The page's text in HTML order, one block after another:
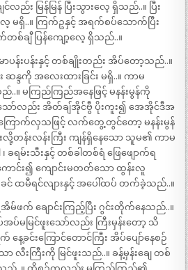
ည်း မြန်မြန် ပြီးသွားလေ့ ရှိသည်..။ ပြီး
ေ့ မရှိ..။ ကြက်ဥနှင့် အရက်စပ်သောက်ပြီး
စ်ချီ ပြန်ကျော့လေ့ ရှိသည်..။
ာပန်းပန်းနှင့် တစ်ချိုးတည်း အိပ်တော့သည်..။
ဆန္ဒကို အလေးထားခြင်း မရှိ..။ ကာမ
..။ မကြည်ကြည်အနေဖြင့် မနန်းမွန်ကို
သော်လည်း အိတ်ချ်အိုင်ဗွီ ပိုးကူး၍ အေအိုင်ဒီအ
ြောက်လှသဖြင့် လက်တွေ့တွင်တော့ မနန်းမွန်
လို့တန်းလန်းကြီး ကျန်ရှိနေသော သူမ၏ ကာမ
ရမ်းသီးနှင့် တစ်ခါတစ်ရံ ဖြေဖျောက်ရ
ာင်း၍ ကျောင်းမတတ်သော ထွန်းလူ
ခင် ထမီရင်လျားနှင့် အပေါ်ထပ် တက်ခဲ့သည်..။
ဖက် ချောင်းကြည့်ပြီး ဂွင်းတိုက်နေသည်..။
ပ်မမြင်ဖူးသော်လည်း ကြီးမှန်းတော့ သိ
ေ့ခင်းကြောင်တောင်ကြီး အိပ်ပျော်နေစဉ်
လီးကြီးကို မြင်ဖူးသည်..။ ခန့်မှန်းချေ တစ်